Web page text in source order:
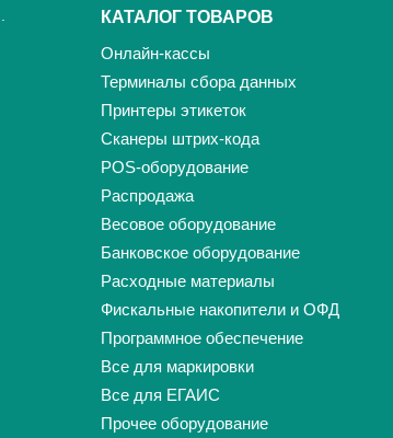
КАТАЛОГ ТОВАРОВ
Онлайн-кассы
Терминалы сбора данных
Принтеры этикеток
Сканеры штрих-кода
POS-оборудование
Распродажа
Весовое оборудование
Банковское оборудование
Расходные материалы
Фискальные накопители и ОФД
Программное обеспечение
Все для маркировки
Все для ЕГАИС
Прочее оборудование